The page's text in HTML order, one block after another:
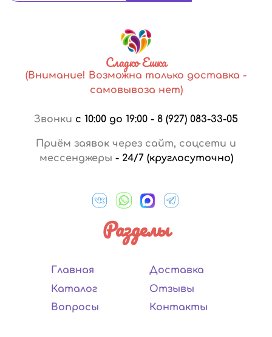
Сладко Ешка
(Внимание! Возможна только доставка -
самовывоза нет)
Звонки с 10:00 до 19:00 - 8 (927) 083-33-05
Приём заявок через сайт, соцсети и
мессенджеры - 24/7 (круглосуточно)
Разделы
Главная
Каталог
Вопросы
Доставка
Отзывы
Контакты